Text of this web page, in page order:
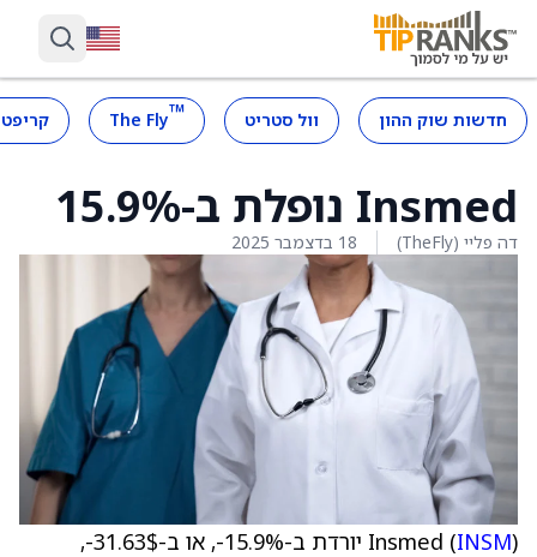
חדשות שוק ההון וול סטריט ™
The Fly
Insmed נופלת ב-15.9%
דה פליי (TheFly) 18 בדצמבר 2025
Insmed (INSM
) יורדת ב-15.9%-, או ב-31.63$-,